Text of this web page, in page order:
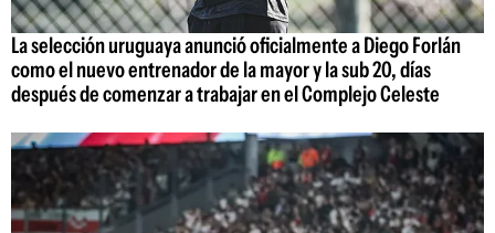
La selección uruguaya anunció oficialmente a Diego Forlán
como el nuevo entrenador de la mayor y la sub 20, días
después de comenzar a trabajar en el Complejo Celeste